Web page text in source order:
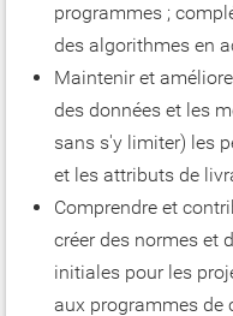
programmes ;
des algorithmes en
Maintenir et
des données et les
sans s'y limiter) les
et les attributs de
Comprendre et
créer des normes et
initiales pour les
aux programmes de